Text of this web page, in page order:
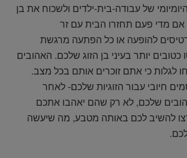
של עבודה-בית-ילדים ולשכוח את בן
אם מדי פעם תחזרו הבית עם זר
להופעה או כל הפתעה מרגשת
יותר בעיני בן הזוג שלכם. האהובים
לגלות כי אתם זוכרים אותם בכל מצב.
חיובי עבור הזוגיות שלכם- לאחר
שלכם, לא רק שהם יאהבו אתכם
להשיב לכם באותה מטבע, מה שיעשה